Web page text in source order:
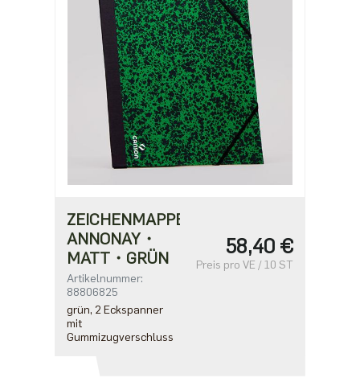
ZEICHENMAPPE
ANNONAY・
MATT・GRÜN
Artikelnummer:
88806825
grün, 2 Eckspanner
mit
Gummizugverschluss
58,40 €
Preis pro VE / 10 ST